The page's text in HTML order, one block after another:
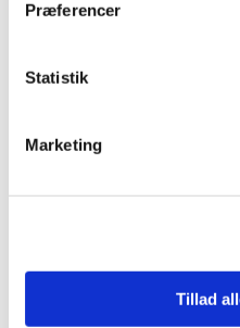
Præferencer
Statistik
Marketing
Tillad
januar (2)
2014 (44)
2010 (7)